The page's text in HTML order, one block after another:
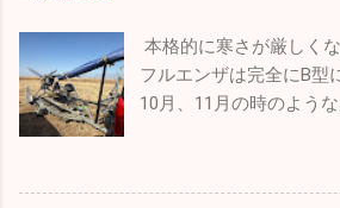
分ほどなんですが、こ
半分以下しか飛行時間が
わずか１５～２０分の短
見学しました。 他にも
思いっきり走ってもら
した。 ここのドッグラ
さんのワンコ達が来て
型犬、小型犬とエリア
開始し数日経過しない
ん。診療所も穏やかな
です。 楽しかった年末
は皆さんにとって良い
本年もどうぞよろしく
本格的に寒さが厳しく
フルエンザは完全にB型
10月、11月の時のよう
増えています。そして
っているのが感染性胃